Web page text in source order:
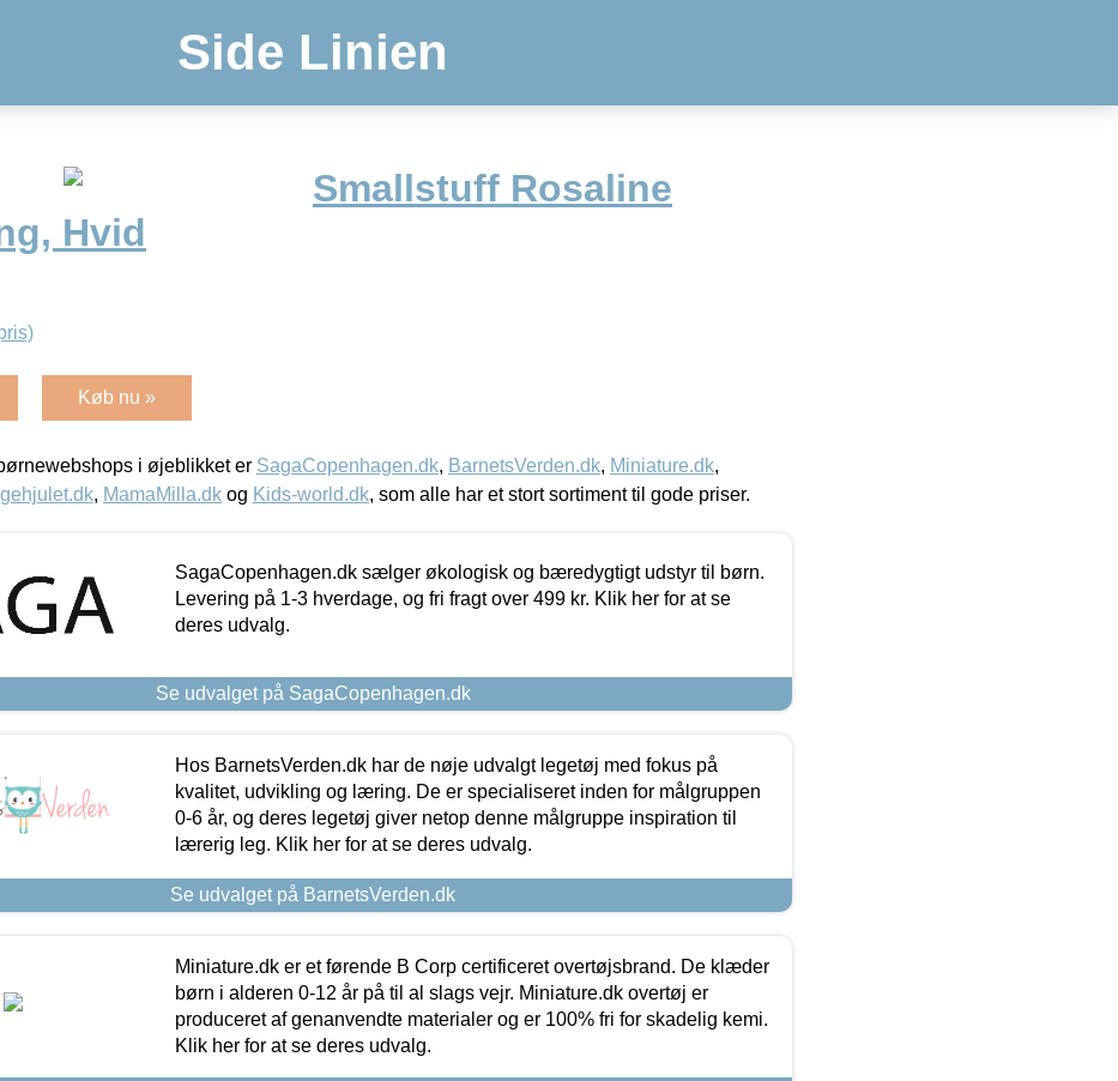
Side Linien
Smallstuff Rosaline
Hvid
Køb nu »
i øjeblikket er SagaCopenhagen.dk, BarnetsVerden.dk, Miniature.dk,
, MamaMilla.dk og Kids-world.dk, som alle har et stort sortiment til gode priser.
SagaCopenhagen.dk sælger økologisk og bæredygtigt udstyr til børn.
Levering på 1-3 hverdage, og fri fragt over 499 kr. Klik her for at se
deres udvalg.
Se udvalget på SagaCopenhagen.dk
Hos BarnetsVerden.dk har de nøje udvalgt legetøj med fokus på
kvalitet, udvikling og læring. De er specialiseret inden for målgruppen
0-6 år, og deres legetøj giver netop denne målgruppe inspiration til
lærerig leg. Klik her for at se deres udvalg.
Se udvalget på BarnetsVerden.dk
Miniature.dk er et førende B Corp certificeret overtøjsbrand. De klæder
børn i alderen 0-12 år på til al slags vejr. Miniature.dk overtøj er
produceret af genanvendte materialer og er 100% fri for skadelig kemi.
Klik her for at se deres udvalg.